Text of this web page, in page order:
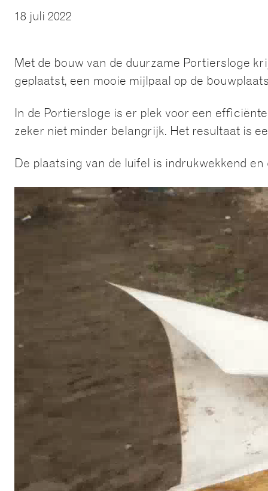
18 juli 2022
Met de bouw van de duurzame Portiersloge
geplaatst, een mooie mijlpaal op de
In de Portiersloge is er plek voor een
zeker niet minder belangrijk. Het resultaat is
De plaatsing van de luifel is indrukwekkend